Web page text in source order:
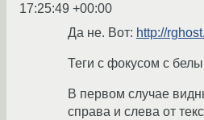
17:25:49 +00:00
Да не. Вот: http://
Теги с фокусом с
В первом случае
справа и слева от